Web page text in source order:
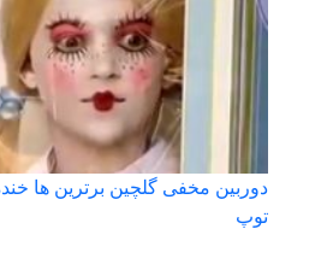
دوربین مخفی گلچین برترین ها
توپ